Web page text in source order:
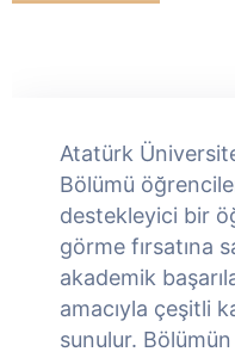
ADAY ÖĞRENCILER
İLETIŞIM
Atatürk
Bölümü
destekleyici bir
görme fırsatına
akademik
amacıyla çeşitli
sunulur.